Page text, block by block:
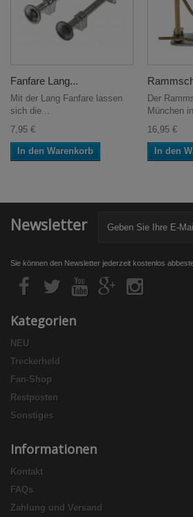
Fanfare Lang...
Mit der Lang Fanfare lassen
sich die...
7,95 €
In den Warenkorb
Der
München
16,95 €
In den
Newsletter
Sie können den Newsletter jederzeit kostenlos
Kategorien
NEU
Treckerheld
Fan-Shop
Restposten
Sonstiges
Informationen
Kontakt
FAQs
Zahlung und Versand